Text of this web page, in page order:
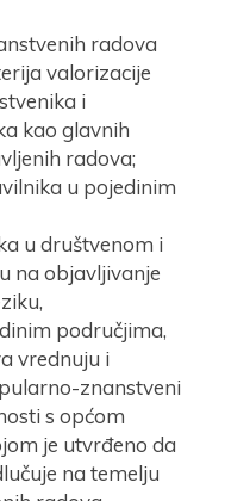
radova
valorizacije
i
kao glavnih
radova;
u pojedinim
u društvenom i
na objavljivanje
područjima,
vrednuju i
znanstveni
s općom
je utvrđeno da
na temelju